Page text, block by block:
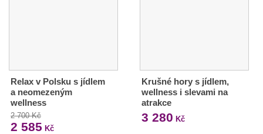
Relax v Polsku s jídlem
a neomezeným
wellness
2 700 Kč
2 585 Kč
Krušné hory s jídlem,
wellness i slevami na
atrakce
3 280 Kč